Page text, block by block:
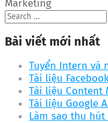
Marketing
Bài viết mới nhất
Tuyển Intern và
Tài liệu
Tài liệu Content
Tài liệu Google
Làm sao thu